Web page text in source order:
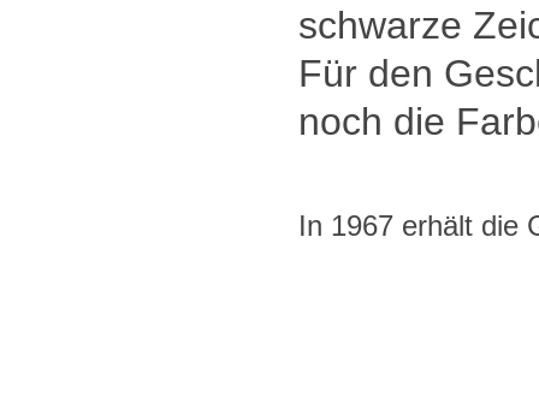
schwarze
Für den
noch die
In 1967 erhält die